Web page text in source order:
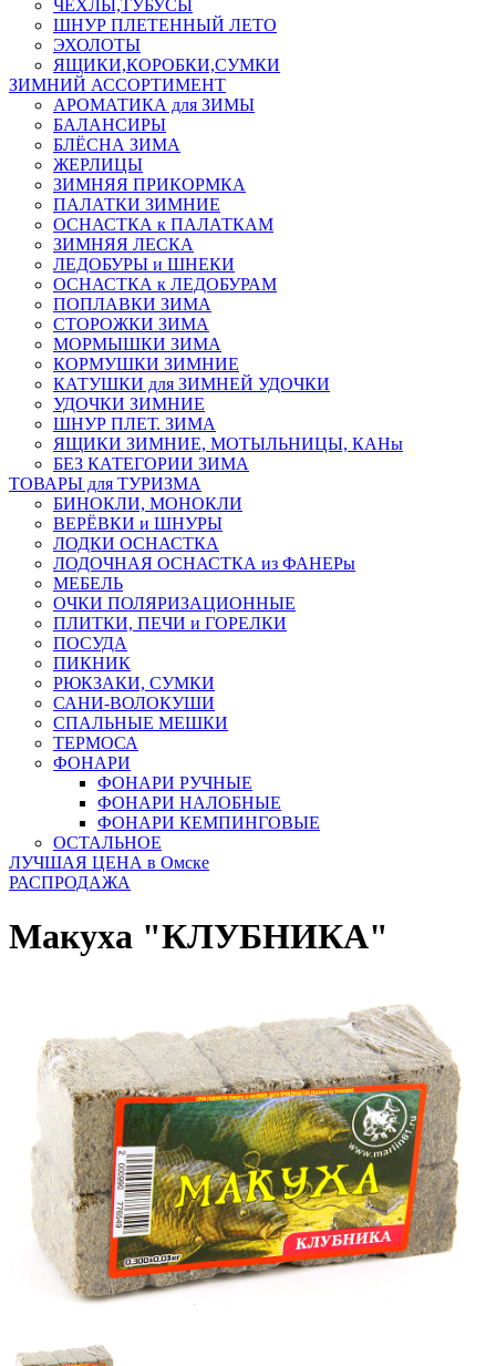
ЧЕХЛЫ,ТУБУСЫ
ШНУР ПЛЕТЕННЫЙ ЛЕТО
ЭХОЛОТЫ
ЯЩИКИ,КОРОБКИ,СУМКИ
ЗИМНИЙ АССОРТИМЕНТ
АРОМАТИКА для ЗИМЫ
БАЛАНСИРЫ
БЛЁСНА ЗИМА
ЖЕРЛИЦЫ
ЗИМНЯЯ ПРИКОРМКА
ПАЛАТКИ ЗИМНИЕ
ОСНАСТКА к ПАЛАТКАМ
ЗИМНЯЯ ЛЕСКА
ЛЕДОБУРЫ и ШНЕКИ
ОСНАСТКА к ЛЕДОБУРАМ
ПОПЛАВКИ ЗИМА
СТОРОЖКИ ЗИМА
МОРМЫШКИ ЗИМА
КОРМУШКИ ЗИМНИЕ
КАТУШКИ для ЗИМНЕЙ УДОЧКИ
УДОЧКИ ЗИМНИЕ
ШНУР ПЛЕТ. ЗИМА
ЯЩИКИ ЗИМНИЕ, МОТЫЛЬНИЦЫ, КАНы
БЕЗ КАТЕГОРИИ ЗИМА
ТОВАРЫ для ТУРИЗМА
БИНОКЛИ, МОНОКЛИ
ВЕРЁВКИ и ШНУРЫ
ЛОДКИ ОСНАСТКА
ЛОДОЧНАЯ ОСНАСТКА из ФАНЕРы
МЕБЕЛЬ
ОЧКИ ПОЛЯРИЗАЦИОННЫЕ
ПЛИТКИ, ПЕЧИ и ГОРЕЛКИ
ПОСУДА
ПИКНИК
РЮКЗАКИ, СУМКИ
САНИ-ВОЛОКУШИ
СПАЛЬНЫЕ МЕШКИ
ТЕРМОСА
ФОНАРИ
ФОНАРИ РУЧНЫЕ
ФОНАРИ НАЛОБНЫЕ
ФОНАРИ КЕМПИНГОВЫЕ
ОСТАЛЬНОЕ
ЛУЧШАЯ ЦЕНА в Омске
РАСПРОДАЖА
Макуха "КЛУБНИКА"